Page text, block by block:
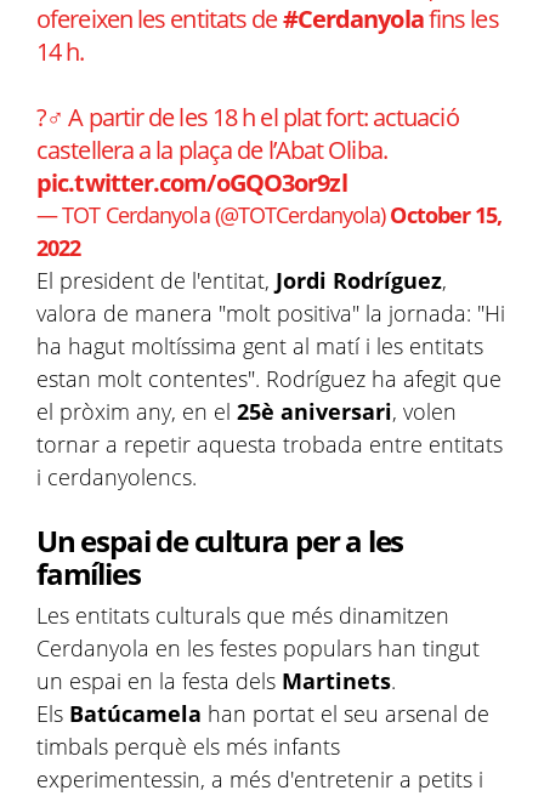
ofereixen les entitats de#Cerdanyolafins les
14 h.
?‍♂️ A partir de les 18 h el plat fort: actuació
castellera a la plaça de l’Abat Oliba.
pic.twitter.com/oGQO3or9zl
— TOT Cerdanyola (@TOTCerdanyola)October 15,
2022
El president de l'entitat, Jordi Rodríguez,
valora de manera "molt positiva" la jornada: "Hi
ha hagut moltíssima gent al matí i les entitats
estan molt contentes". Rodríguez ha afegit que
el pròxim any, en el 25è aniversari, volen
tornar a repetir aquesta trobada entre entitats
i cerdanyolencs.
Un espai de cultura per a les
famílies
Les entitats culturals que més dinamitzen
Cerdanyola en les festes populars han tingut
un espai en la festa dels Martinets.
Els Batúcamela han portat el seu arsenal de
timbals perquè els més infants
experimentessin, a més d'entretenir a petits i